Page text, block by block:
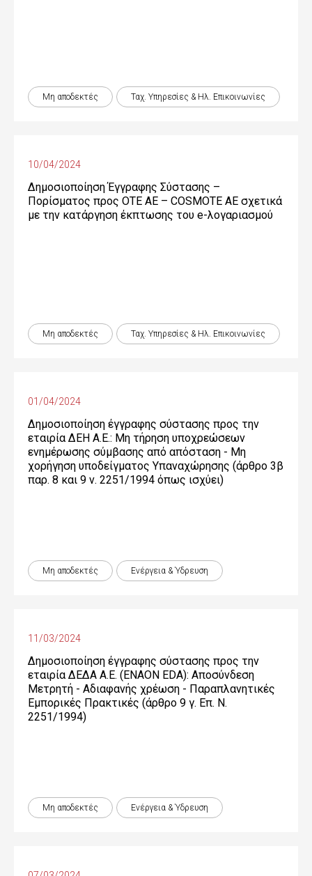
Μη αποδεκτές Ταχ. Υπηρεσίες & Ηλ. Επικοινωνίες
10/04/2024
Δημοσιοποίηση Έγγραφης Σύστασης –
Πορίσματος προς OTE ΑΕ – COSMOTE ΑΕ σχετικά
με την κατάργηση έκπτωσης του e-λογαριασμού
Μη αποδεκτές Ταχ. Υπηρεσίες & Ηλ. Επικοινωνίες
01/04/2024
Δημοσιοποίηση έγγραφης σύστασης προς την
εταιρία ΔΕΗ Α.Ε.: Μη τήρηση υποχρεώσεων
ενημέρωσης σύμβασης από απόσταση - Μη
χορήγηση υποδείγματος Υπαναχώρησης (άρθρο 3β
παρ. 8 και 9 ν. 2251/1994 όπως ισχύει)
Μη αποδεκτές Ενέργεια & Ύδρευση
11/03/2024
Δημοσιοποίηση έγγραφης σύστασης προς την
εταιρία ΔΕΔΑ Α.Ε. (ENAON EDA): Αποσύνδεση
Μετρητή - Αδιαφανής χρέωση - Παραπλανητικές
Εμπορικές Πρακτικές (άρθρο 9 γ. Επ. Ν.
2251/1994)
Μη αποδεκτές Ενέργεια & Ύδρευση